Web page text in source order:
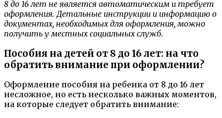
8 до 16 лет не является автоматическим и требует
оформления. Детальные инструкции и информацию о
документах, необходимых для оформления, можно
получить у местных социальных служб.
Пособия на детей от 8 до 16 лет: на что
обратить внимание при оформлении?
Оформление пособия на ребенка от 8 до 16 лет
несложное, но есть несколько важных моментов,
на которые следует обратить внимание: